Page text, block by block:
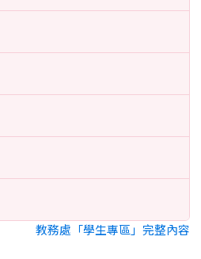
教務處「學生專區」完整內容